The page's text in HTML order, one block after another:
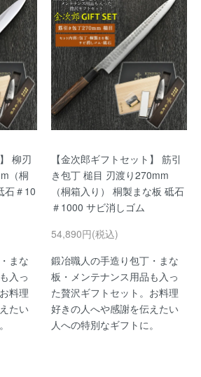
柳刃
（桐
石＃10
まな
入っ
料理
たい
【金次郎ギフトセット】 筋引
き包丁 槌目 刃渡り270mm
（桐箱入り） 桐製まな板 砥石
＃1000 サビ消しゴム
54,890円(税込)
鍛冶職人の手造り包丁・まな
板・メンテナンス用品も入っ
た贅沢ギフトセット。お料理
好きの人へや感謝を伝えたい
人への特別なギフトに。